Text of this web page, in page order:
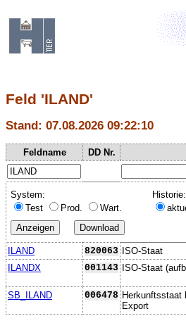
Feld 'ILAND'
Stand: 07.08.2026 09:22:10
Feldname DD Nr.
System:
Test
Prod. Wart.
Historie:
ILAND 820063
ISO-Staat
ILANDX
001143 ISO-Staat
SB_ILAND 006478 Herkunftsstaat
Export